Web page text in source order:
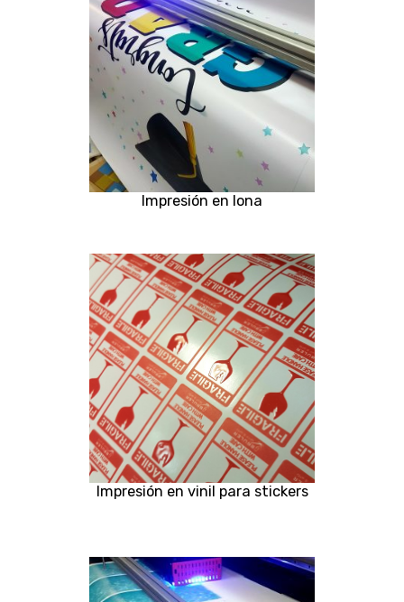
Impresión en lona
Impresión en vinil para stickers